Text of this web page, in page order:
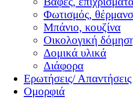
Φωτισμός,
Μπάνιο, κουζίνα
Οικολογική
Δομικά υλικά
Διάφορα
Ερωτήσεις/ Απαντήσεις
Ομορφιά